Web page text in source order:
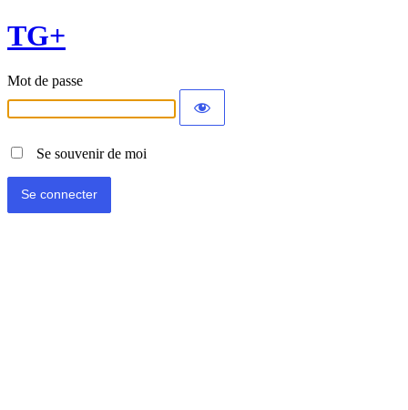
TG+
Mot de passe
Se souvenir de moi